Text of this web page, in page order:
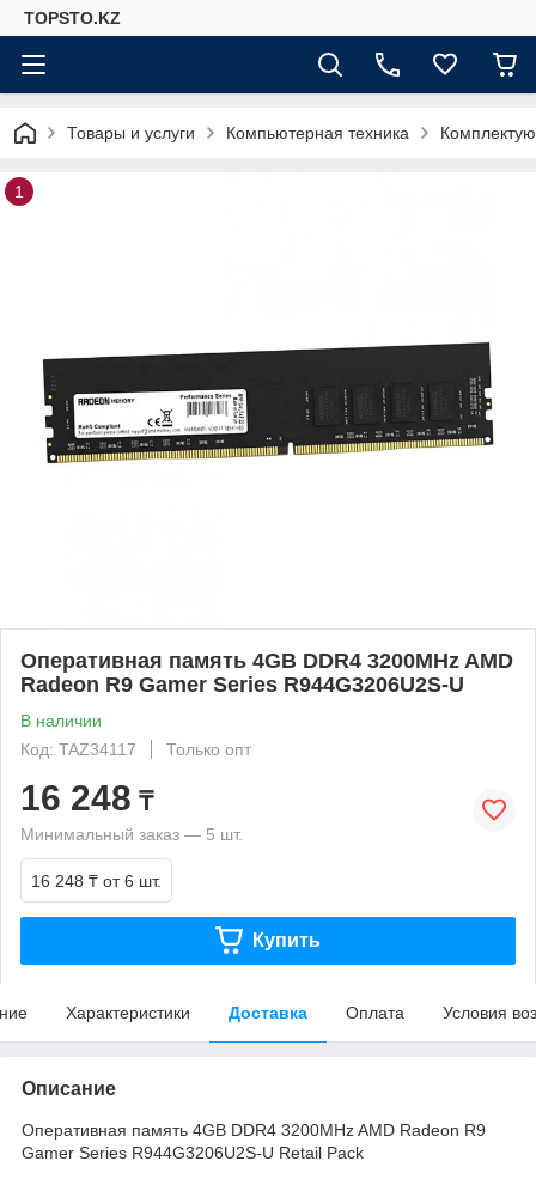
TOPSTO.KZ
Товары и услуги Компьютерная техника
1
Оперативная память 4GB DDR4 3200MHz AMD
Radeon R9 Gamer Series R944G3206U2S-U
В наличии
Код: TAZ34117
Только опт
16 248 ₸
Минимальный заказ — 5 шт.
16 248 ₸ от 6 шт.
Купить
Характеристики Доставка Оплата Условия
Описание
Оперативная память 4GB DDR4 3200MHz AMD Radeon R9
Gamer Series R944G3206U2S-U Retail Pack